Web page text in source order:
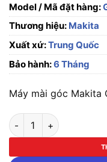
Model / Mã đặt hàng:
Thương hiệu: Makita
Xuất xứ:Trung Quốc
Bảo hành:6 Tháng
Máy mài góc Makita
Máy mài góc Makita